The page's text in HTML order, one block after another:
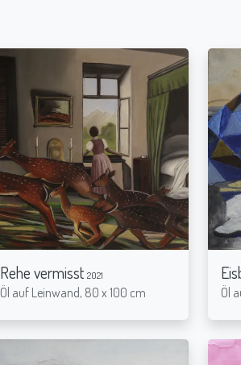
Rehe vermisst 2021
Öl auf Leinwand, 80 x 100 cm Öl